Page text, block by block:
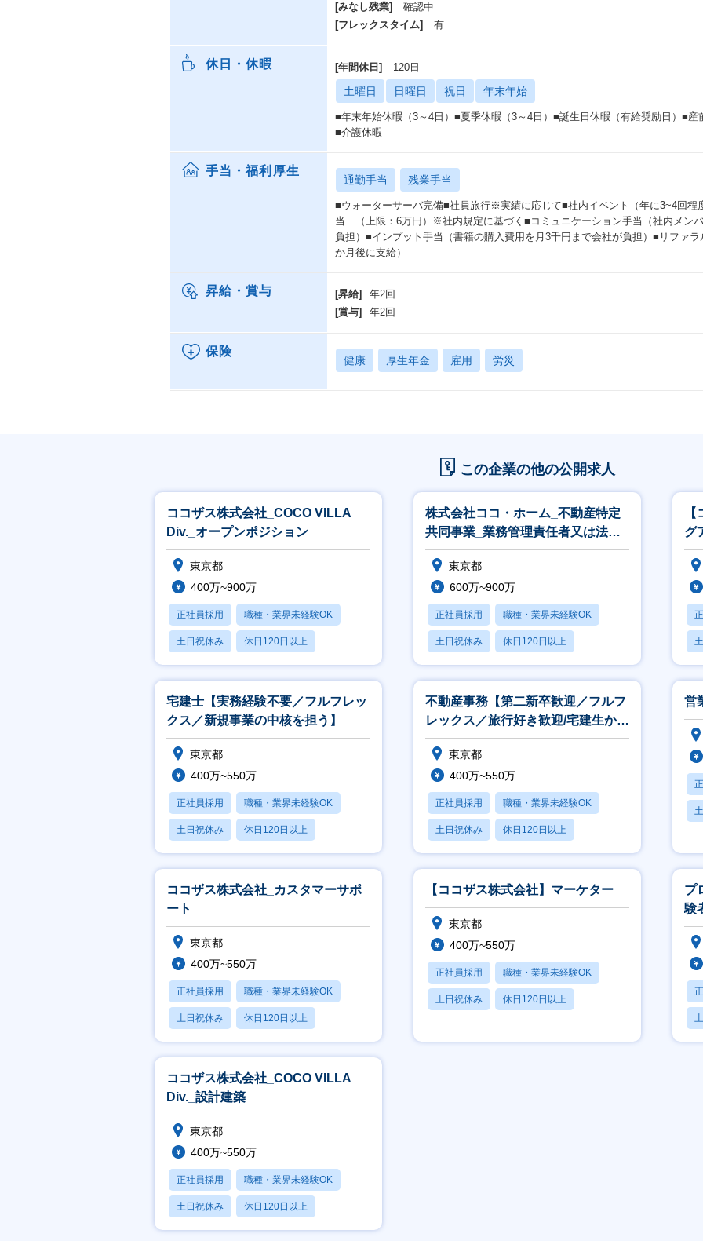
[みなし残業]
確認中
[フレックスタイム]
有
休日・休暇 [年間休日] 120日
土曜日 日曜日 祝日 年末年始
■年末年始休暇（3～4日）■夏季休暇（3～4日）■誕生日休暇（有給奨励日）■
■介護休暇
手当・福利厚生
通勤手当 残業手当
■ウォーターサーバ完備■社員旅行※実績に応じて■社内イベント（年に3~4回
当 （上限：6万円）※社内規定に基づく■コミュニケーション手当（社内メン
負担）■インプット手当（書籍の購入費用を月3千円まで会社が負担）■リファ
か月後に支給）
昇給・賞与 [昇給]
年2回
[賞与]
年2回
保険
健康 厚生年金 雇用 労災
この企業の他の公開求人
ココザス株式会社_COCO VILLA
Div._オープンポジション
東京都
400万~900万
正社員採用 職種・業界未経験OK
土日祝休み 休日120日以上
賞与あり
株式会社ココ・ホーム_不動産特定
共同事業_業務管理責任者又は法務
責任者
東京都
600万~900万
正社員採用 職種・業界未経験OK
土日祝休み 休日120日以上
賞与あり
グ
宅建士【実務経験不要／フルフレッ
クス／新規事業の中核を担う】
東京都
400万~550万
正社員採用 職種・業界未経験OK
土日祝休み 休日120日以上
賞与あり
不動産事務【第二新卒歓迎／フルフ
レックス／旅行好き歓迎/宅建生かせ
ます！】
東京都
400万~550万
正社員採用 職種・業界未経験OK
土日祝休み 休日120日以上
賞与あり
営
ココザス株式会社_カスタマーサポ
ート
東京都
400万~550万
正社員採用 職種・業界未経験OK
土日祝休み 休日120日以上
賞与あり
【ココザス株式会社】マーケター
東京都
400万~550万
正社員採用 職種・業界未経験OK
土日祝休み 休日120日以上
プ
験
ココザス株式会社_COCO VILLA
Div._設計建築
東京都
400万~550万
正社員採用 職種・業界未経験OK
土日祝休み 休日120日以上
賞与あり